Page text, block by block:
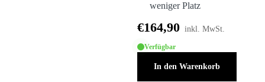
weniger Platz
€164,90 inkl. MwSt.
Verfügbar
In den Warenkorb